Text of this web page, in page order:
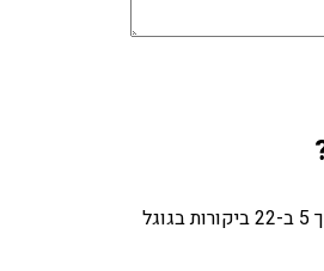
22ביקורות בגוגל